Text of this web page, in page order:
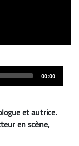
00:00
et autrice.
en scène,